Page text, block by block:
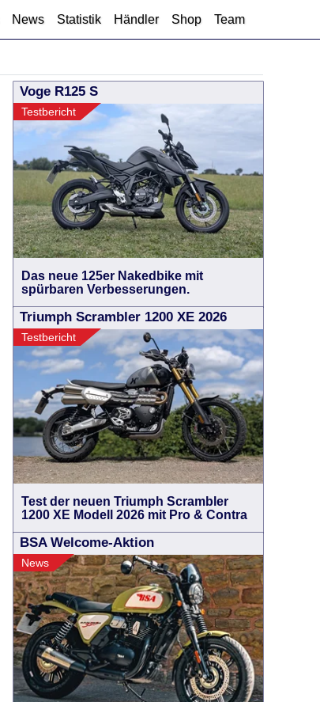
News Statistik Händler Shop Team
Voge R125 S
Testbericht
Das neue 125er Nakedbike mit
spürbaren Verbesserungen.
Triumph Scrambler 1200 XE 2026
Testbericht
Test der neuen Triumph Scrambler
1200 XE Modell 2026 mit Pro & Contra
BSA Welcome-Aktion
News